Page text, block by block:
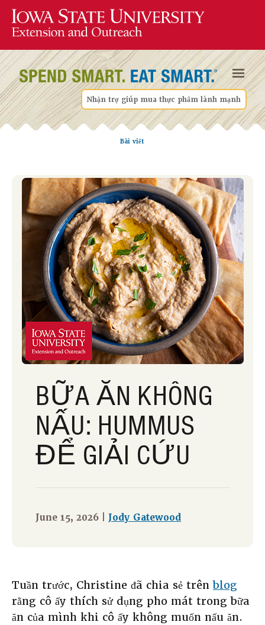
Nhận trợ giúp mua thực phẩm lành mạnh
Bài viết
BỮA ĂN KHÔNG
NẤU: HUMMUS
ĐỂ GIẢI CỨU
June 15, 2026 | Jody Gatewood
Tuần trước, Christine đã chia sẻ trênblog
rằng cô ấy thích sử dụng pho mát trong bữa
ăn của mình khi cô ấy không muốn nấu ăn.